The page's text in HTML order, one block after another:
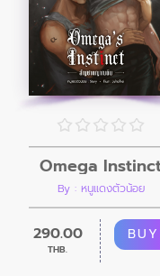
Omega
By : หนูแดงตัวน้อย
290.00
THB.
BUY